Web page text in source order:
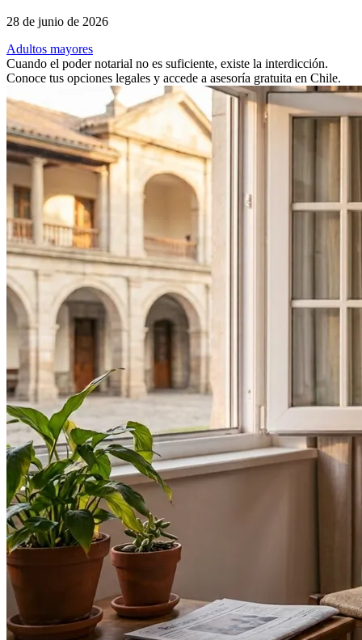
28 de junio de 2026
Adultos mayores
Cuando el poder notarial no es suficiente, existe la interdicción.
Conoce tus opciones legales y accede a asesoría gratuita en Chile.